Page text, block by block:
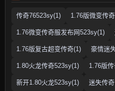
传奇76523sy(1) 1.76版微变传
1.76微变传奇服发布网523sy(1)
1.76版复古超变传奇(1) 豪情迷
1.80火龙传奇523sy(1) 1.76版
新开1.80火龙523sy(1) 迷失传